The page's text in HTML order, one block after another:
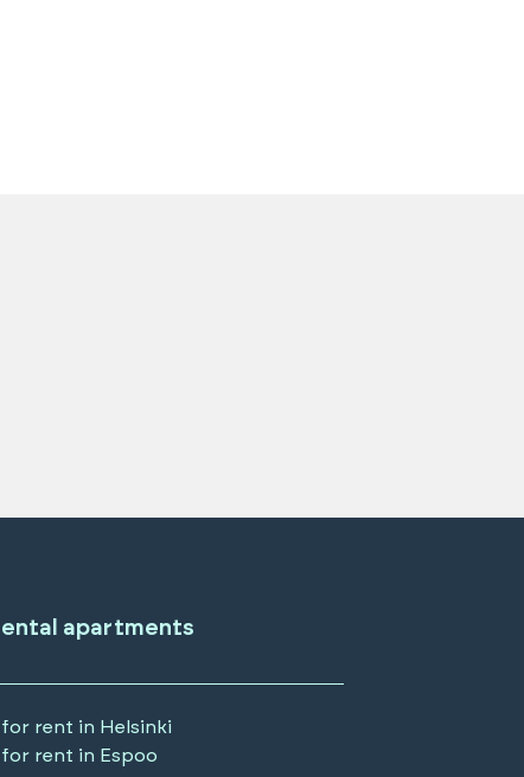
apartments
rent in Helsinki
rent in Espoo